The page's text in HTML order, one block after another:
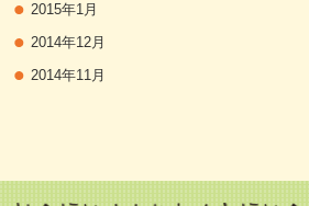
2015年1月
2014年12月
2014年11月